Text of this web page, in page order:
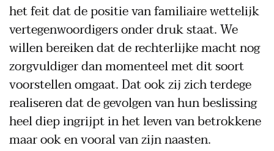
het feit dat de positie van familiaire wettelijk
vertegenwoordigers onder druk staat. We
willen bereiken dat de rechterlijke macht nog
zorgvuldiger dan momenteel met dit soort
voorstellen omgaat. Dat ook zij zich terdege
realiseren dat de gevolgen van hun beslissing
heel diep ingrijpt in het leven van betrokkene
maar ook en vooral van zijn naasten.